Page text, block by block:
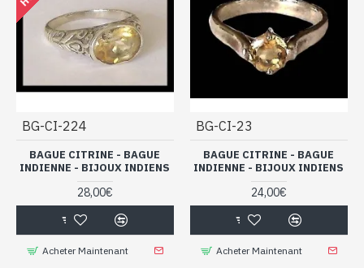
BG-CI-224
BAGUE CITRINE - BAGUE
INDIENNE - BIJOUX INDIENS
28,00€
Acheter Maintenant
BG-CI-23
BAGUE CITRINE - BAGUE
INDIENNE - BIJOUX INDIENS
24,00€
Acheter Maintenant